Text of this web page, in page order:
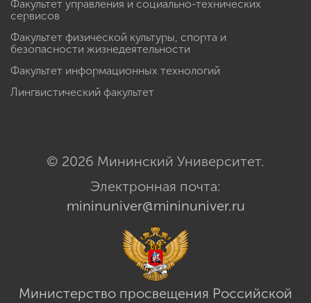
Факультет управления и социально-технических
сервисов
Факультет физической культуры, спорта и
безопасности жизнедеятельности
Факультет информационных технологий
Лингвистический факультет
© 2026 Мининский Университет.
Электронная почта:
mininuniver@mininuniver.ru
Министерство просвещения Российской